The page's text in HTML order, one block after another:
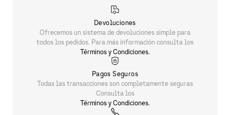
Devoluciones
Ofrecemos un sistema de devoluciones simple para
todos los pedidos. Para más información consulta los
Términos y Condiciones.
Pagos Seguros
Todas las transacciones son completamente seguras
Consulta los
Términos y Condiciones.